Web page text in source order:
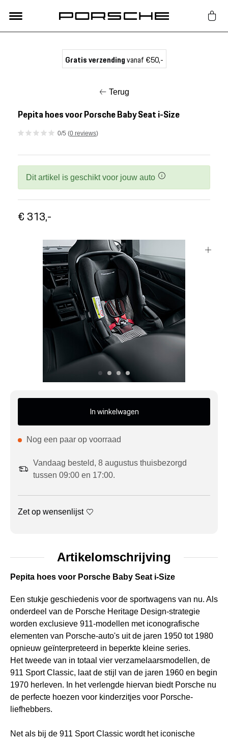
Nieuw
Acties
Porsche finder
Klantenservice
Meer Porsche
Porsche informatie
Gratis verzendingvanaf €50,-
Terug
Pepita hoes voor Porsche Baby Seat i-Size
0/5 (0 reviews)
Dit artikel is geschikt voor jouw auto
€ 313,-
In winkelwagen
Nog een paar op voorraad
Vandaag besteld, 8 augustus thuisbezorgd
tussen 09:00 en 17:00.
Zet op wensenlijst
Artikelomschrijving
Pepita hoes voor Porsche Baby Seat i-Size
Een stukje geschiedenis voor de sportwagens van nu. Als
onderdeel van de Porsche Heritage Design-strategie
worden exclusieve 911-modellen met iconografische
elementen van Porsche-auto's uit de jaren 1950 tot 1980
opnieuw geïnterpreteerd in beperkte kleine series.
Het tweede van in totaal vier verzamelaarsmodellen, de
911 Sport Classic, laat de stijl van de jaren 1960 en begin
1970 herleven. In het verlengde hiervan biedt Porsche nu
de perfecte hoezen voor kinderzitjes voor Porsche-
liefhebbers.
Net als bij de 911 Sport Classic wordt het iconische